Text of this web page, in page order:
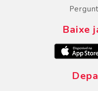
Baixe